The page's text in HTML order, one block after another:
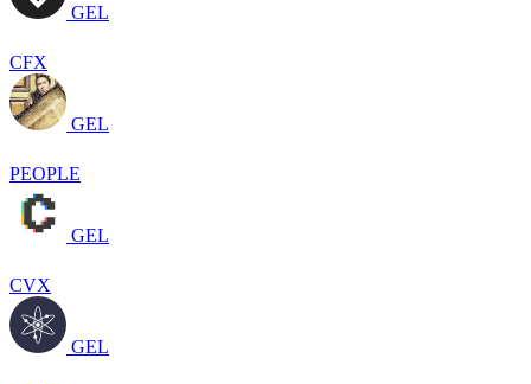
GEL
CFX
GEL
PEOPLE
GEL
CVX
GEL